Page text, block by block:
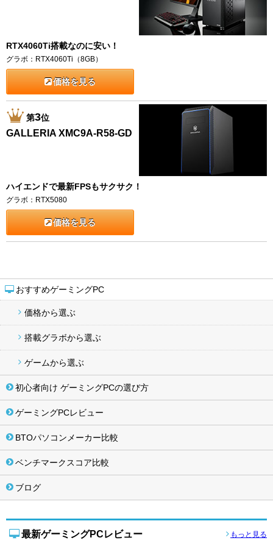
おすすめゲーミングPC
価格から選ぶ
搭載グラボから選ぶ
ゲームから選ぶ
初心者向け ゲーミングPCの選び方
ゲーミングPCレビュー
BTOパソコンメーカー比較
ベンチマークスコア比較
ブログ
最新ゲーミングPCレビュー もっと見る
RTX4060Ti搭載なのに安い！
グラボ：RTX4060Ti（8GB）
価格を見る
第3位
GALLERIA XMC9A-R58-GD
ハイエンドで最新FPSもサクサク！
グラボ：RTX5080
価格を見る